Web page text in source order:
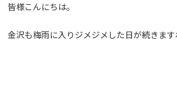
皆様こんにちは。
金沢も梅雨に入りジメジメした日が続きます